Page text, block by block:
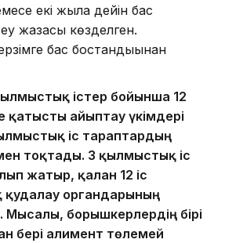
екі жылға дейін бас
жазасы көзделген.
бас бостандығынан
істер бойынша 12
қатысты айыптау үкімдері
іс тараптардың
тоқтады. 3 қылмыстық іс
жатыр, қалған 12 іс
органдарының
Мысалы, борышкерлердің бірі
бері алимент төлемей